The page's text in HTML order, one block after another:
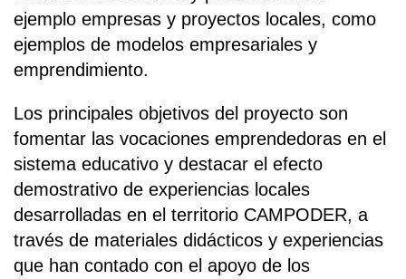
ejemplo empresas y proyectos locales, como
ejemplos de modelos empresariales y
emprendimiento.
Los principales objetivos del proyecto son
fomentar las vocaciones emprendedoras en el
sistema educativo y destacar el efecto
demostrativo de experiencias locales
desarrolladas en el territorio CAMPODER, a
través de materiales didácticos y experiencias
que han contado con el apoyo de los